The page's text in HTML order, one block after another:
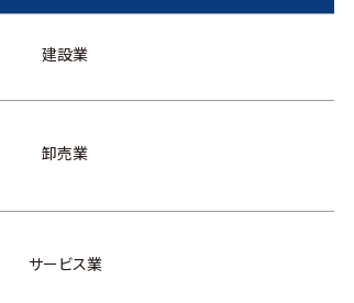
建設業
卸売業
サービス業